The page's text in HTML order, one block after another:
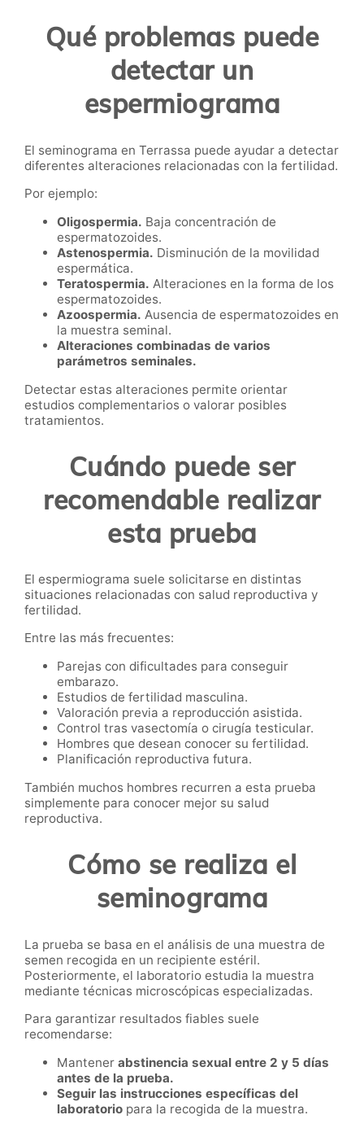
Qué problemas puede
detectar un
espermiograma
El seminograma en Terrassa puede ayudar a detectar
diferentes alteraciones relacionadas con la fertilidad.
Por ejemplo:
Oligospermia. Baja concentración de
espermatozoides.
Astenospermia. Disminución de la movilidad
espermática.
Teratospermia. Alteraciones en la forma de los
espermatozoides.
Azoospermia. Ausencia de espermatozoides en
la muestra seminal.
Alteraciones combinadas de varios
parámetros seminales.
Detectar estas alteraciones permite orientar
estudios complementarios o valorar posibles
tratamientos.
Cuándo puede ser
recomendable realizar
esta prueba
El espermiograma suele solicitarse en distintas
situaciones relacionadas con salud reproductiva y
fertilidad.
Entre las más frecuentes:
Parejas con dificultades para conseguir
embarazo.
Estudios de fertilidad masculina.
Valoración previa a reproducción asistida.
Control tras vasectomía o cirugía testicular.
Hombres que desean conocer su fertilidad.
Planificación reproductiva futura.
También muchos hombres recurren a esta prueba
simplemente para conocer mejor su salud
reproductiva.
Cómo se realiza el
seminograma
La prueba se basa en el análisis de una muestra de
semen recogida en un recipiente estéril.
Posteriormente, el laboratorio estudia la muestra
mediante técnicas microscópicas especializadas.
Para garantizar resultados fiables suele
recomendarse:
Mantener abstinencia sexual entre 2 y 5 días
antes de la prueba.
Seguir las instrucciones específicas del
laboratorio para la recogida de la muestra.